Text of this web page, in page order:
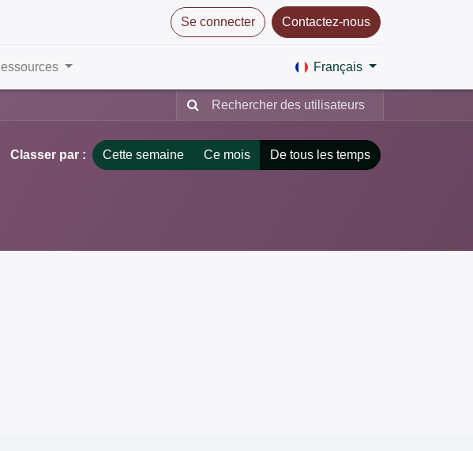
Se connecter Contactez-nous
Français
Classer par : Cette semaine Ce mois De tous les temps